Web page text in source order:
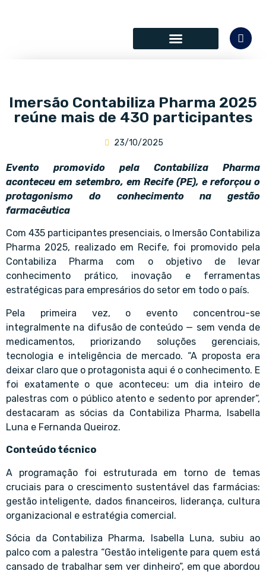
Imersão Contabiliza Pharma 2025
reúne mais de 430 participantes
23/10/2025
Evento promovido pela Contabiliza Pharma
aconteceu em setembro, em Recife (PE), e reforçou o
protagonismo do conhecimento na gestão
farmacêutica
Com 435 participantes presenciais, o Imersão Contabiliza
Pharma 2025, realizado em Recife, foi promovido pela
Contabiliza Pharma com o objetivo de levar
conhecimento prático, inovação e ferramentas
estratégicas para empresários do setor em todo o país.
Pela primeira vez, o evento concentrou-se
integralmente na difusão de conteúdo — sem venda de
medicamentos, priorizando soluções gerenciais,
tecnologia e inteligência de mercado. “A proposta era
deixar claro que o protagonista aqui é o conhecimento. E
foi exatamente o que aconteceu: um dia inteiro de
palestras com o público atento e sedento por aprender”,
destacaram as sócias da Contabiliza Pharma, Isabella
Luna e Fernanda Queiroz.
Conteúdo técnico
A programação foi estruturada em torno de temas
cruciais para o crescimento sustentável das farmácias:
gestão inteligente, dados financeiros, liderança, cultura
organizacional e estratégia comercial.
Sócia da Contabiliza Pharma, Isabella Luna, subiu ao
palco com a palestra “Gestão inteligente para quem está
cansado de trabalhar sem ver dinheiro”, em que abordou